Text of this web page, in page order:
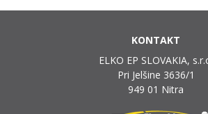
KONTAKT
ELKO EP SLOVAKIA,
Pri Jelšine 3636/1
949 01 Nitra